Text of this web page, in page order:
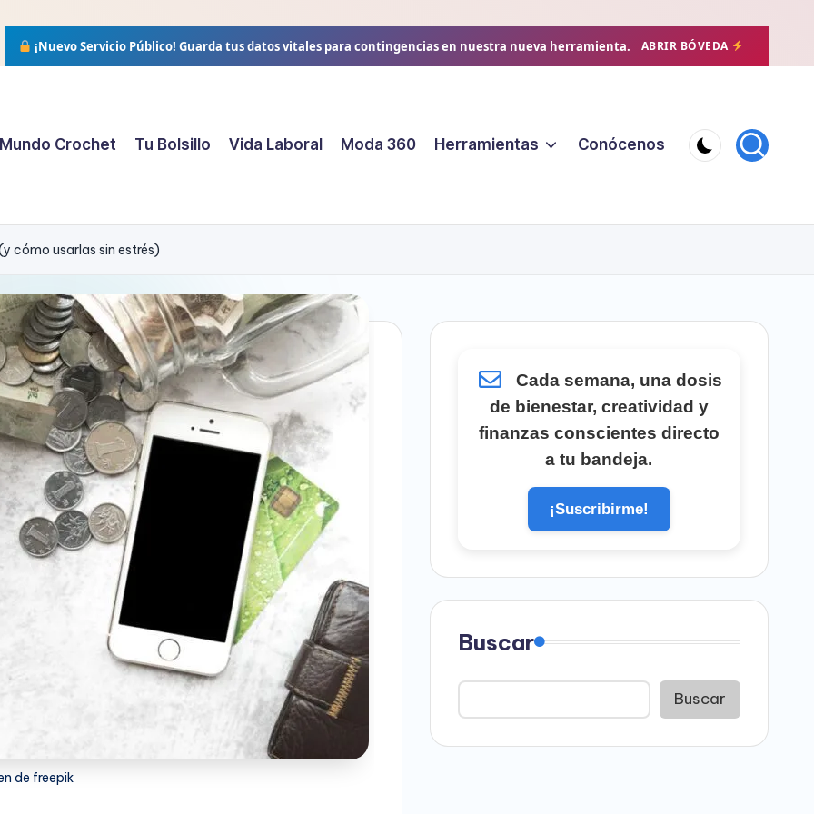
¡Nuevo Servicio Público! Guarda tus datos vitales para contingencias en nuestra nueva herramienta. ABRIR BÓVEDA
Mundo Crochet Tu Bolsillo Vida Laboral Moda 360 Herramientas Conócenos
cómo usarlas sin estrés)
de freepik
Cada semana, una dosis
de bienestar, creatividad y
finanzas conscientes directo
a tu bandeja.
¡Suscribirme!
Buscar
Buscar